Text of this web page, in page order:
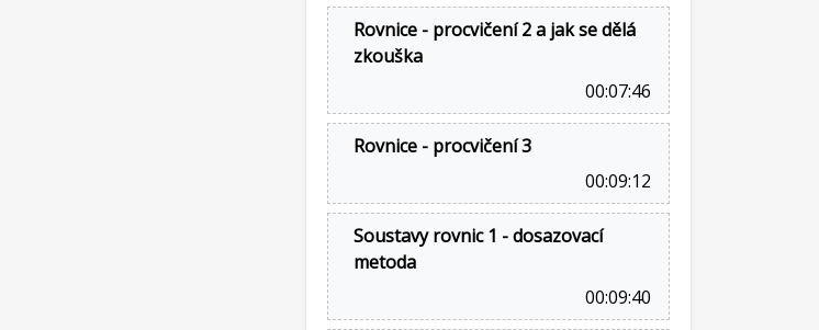
Rovnice - procvičení 2 a jak se dělá
zkouška
00:07:46
Rovnice - procvičení 3
00:09:12
Soustavy rovnic 1 - dosazovací
metoda
00:09:40